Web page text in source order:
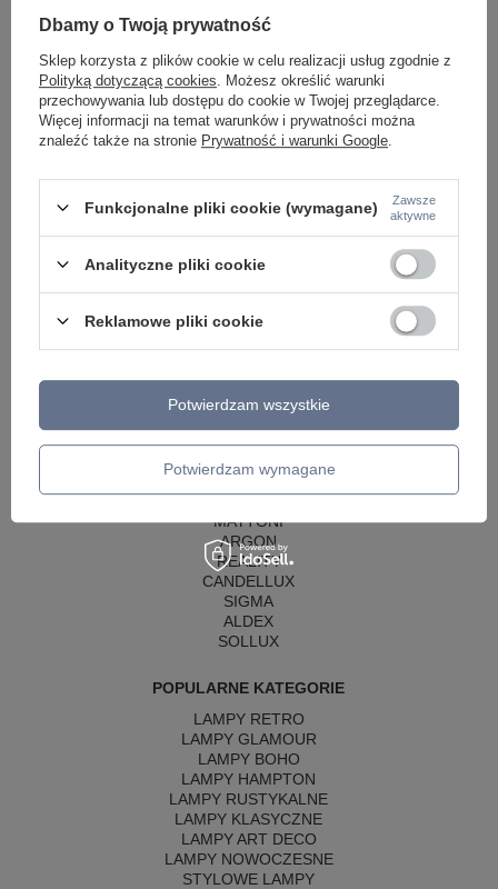
ŻYRANDOLE
ŻYRANDOLE KRYSZTAŁOWE
LAMPY WISZĄCE CZARNE
LAMPY WISZĄCE - OKRĘGI
KINKIETY DO SYPIALNI
LAMPY SUFITOWE OKRĄGŁE
LAMPY ZEWNĘTRZNE
LAMPY OGRODOWE - WISZĄCE
LAMPY SOLARNE
KINKIETY OGRODOWE
OŚWIETLENIE SCHODÓW ZEWNĘTRZNE
PRODUCENCI
AZZARDO
ITALUX
MAYTONI
ARGON
REALITY
CANDELLUX
SIGMA
ALDEX
SOLLUX
POPULARNE KATEGORIE
LAMPY RETRO
LAMPY GLAMOUR
LAMPY BOHO
LAMPY HAMPTON
LAMPY RUSTYKALNE
LAMPY KLASYCZNE
LAMPY ART DECO
LAMPY NOWOCZESNE
STYLOWE LAMPY
Dbamy o Twoją prywatność
Sklep korzysta z plików cookie w celu realizacji usług zgodnie z
Polityką dotyczącą cookies . Możesz określić warunki
przechowywania lub dostępu do cookie w Twojej przeglądarce.
Więcej informacji na temat warunków i prywatności można
znaleźć także na stronie Prywatność i warunki Google
Funkcjonalne pliki cookie (wymagane)
Zawsze
aktywne
Analityczne pliki cookie
Reklamowe pliki cookie
Potwierdzam wymagane
Potwierdzam wszystkie